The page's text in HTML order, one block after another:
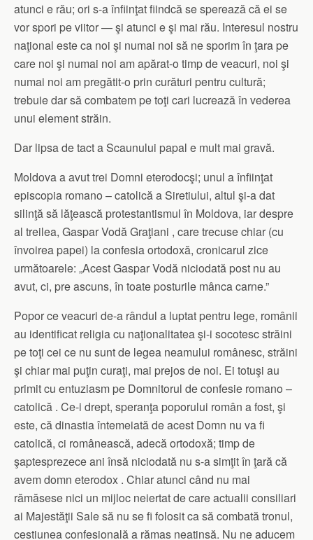
atunci e rău; ori s-a înfiinţat fiindcă se sperează că ei se
vor spori pe viitor — şi atunci e şi mai rău. Interesul nostru
naţional este ca noi şi numai noi să ne sporim în ţara pe
care noi şi numai noi am apărat-o timp de veacuri, noi şi
numai noi am pregătit-o prin curături pentru cultură;
trebuie dar să combatem pe toţi cari lucrează în vederea
unui element străin.
Dar lipsa de tact a Scaunului papal e mult mai gravă.
Moldova a avut trei Domni eterodocşi; unul a înfiinţat
episcopia romano – catolică a Siretiului, altul şi-a dat
silinţă să lăţească protestantismul în Moldova, iar despre
al treilea, Gaspar Vodă Graţiani , care trecuse chiar (cu
învoirea papei) la confesia ortodoxă, cronicarul zice
următoarele: „Acest Gaspar Vodă niciodată post nu au
avut, ci, pre ascuns, în toate posturile mânca carne.”
Popor ce veacuri de-a rândul a luptat pentru lege, românii
au identificat religia cu naţionalitatea şi-i socotesc străini
pe toţi cei ce nu sunt de legea neamului românesc, străini
şi chiar mai puţin curaţi, mai prejos de noi. Ei totuşi au
primit cu entuziasm pe Domnitorul de confesie romano –
catolică . Ce-i drept, speranţa poporului român a fost, şi
este, că dinastia întemeiată de acest Domn nu va fi
catolică, ci românească, adecă ortodoxă; timp de
şaptesprezece ani însă niciodată nu s-a simţit în ţară că
avem domn eterodox . Chiar atunci când nu mai
rămăsese nici un mijloc neiertat de care actualii consiliari
ai Majestăţii Sale să nu se fi folosit ca să combată tronul,
cestiunea confesională a rămas neatinsă. Nu ne aducem